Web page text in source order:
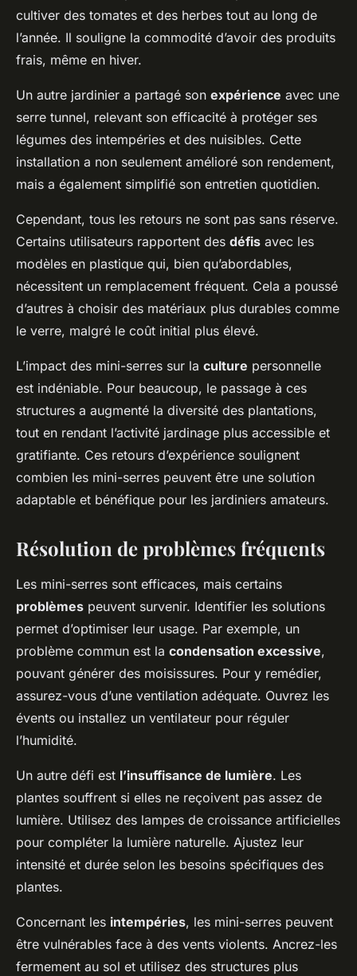
cultiver des tomates et des herbes tout au long de
l’année. Il souligne la commodité d’avoir des produits
frais, même en hiver.
Un autre jardinier a partagé son expérience avec une
serre tunnel, relevant son efficacité à protéger ses
légumes des intempéries et des nuisibles. Cette
installation a non seulement amélioré son rendement,
mais a également simplifié son entretien quotidien.
Cependant, tous les retours ne sont pas sans réserve.
Certains utilisateurs rapportent des défis avec les
modèles en plastique qui, bien qu’abordables,
nécessitent un remplacement fréquent. Cela a poussé
d’autres à choisir des matériaux plus durables comme
le verre, malgré le coût initial plus élevé.
L’impact des mini-serres sur la culture personnelle
est indéniable. Pour beaucoup, le passage à ces
structures a augmenté la diversité des plantations,
tout en rendant l’activité jardinage plus accessible et
gratifiante. Ces retours d’expérience soulignent
combien les mini-serres peuvent être une solution
adaptable et bénéfique pour les jardiniers amateurs.
Résolution de problèmes fréquents
Les mini-serres sont efficaces, mais certains
problèmes peuvent survenir. Identifier les solutions
permet d’optimiser leur usage. Par exemple, un
problème commun est la condensation excessive,
pouvant générer des moisissures. Pour y remédier,
assurez-vous d’une ventilation adéquate. Ouvrez les
évents ou installez un ventilateur pour réguler
l’humidité.
Un autre défi est l’insuffisance de lumière. Les
plantes souffrent si elles ne reçoivent pas assez de
lumière. Utilisez des lampes de croissance artificielles
pour compléter la lumière naturelle. Ajustez leur
intensité et durée selon les besoins spécifiques des
plantes.
Concernant les intempéries, les mini-serres peuvent
être vulnérables face à des vents violents. Ancrez-les
fermement au sol et utilisez des structures plus